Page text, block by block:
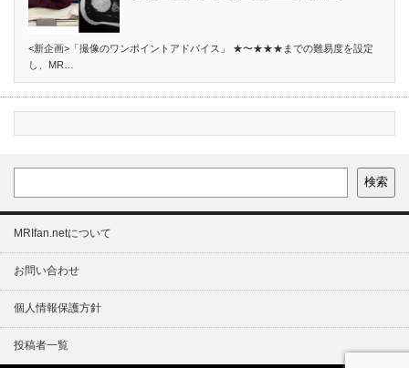
<新企画>「撮像のワンポイントアドバイス」 ★〜★★★までの難易度を設定
し、MR…
検索
MRIfan.netについて
お問い合わせ
個人情報保護方針
投稿者一覧